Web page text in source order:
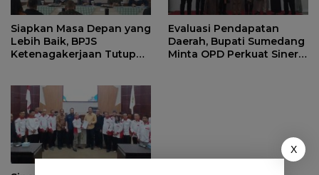
Siapkan Masa Depan yang
Lebih Baik, BPJS
Ketenagakerjaan Tutup
Evaluasi Pendapatan
Daerah, Bupati Sumedang
Minta OPD Perkuat Sinergi
X